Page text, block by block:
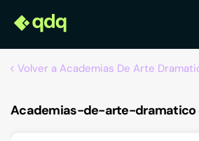
Volver a Academias De Arte
Academias-de-arte-dramatico